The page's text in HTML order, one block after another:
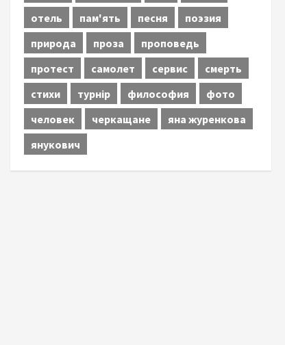
отель
пам'ять песня
поэзия
природа
проза
проповедь
протест
самолет сервис
смерть
стихи
турнір философия
фото
человек
черкащане
яна журенкова
янукович